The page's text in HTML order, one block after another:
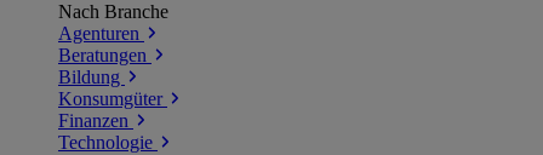
Nach Branche
Agenturen
Beratungen
Bildung
Konsumgüter
Finanzen
Technologie